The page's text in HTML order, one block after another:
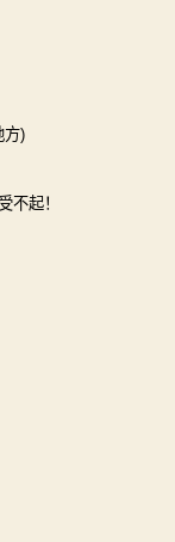
方)
不起！